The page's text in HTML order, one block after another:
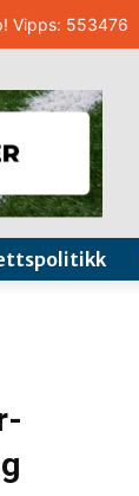
Vipps: 553476